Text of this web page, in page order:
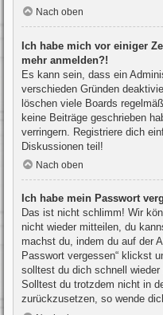
Nach oben
Ich habe mich vor einiger
mehr anmelden?!
Es kann sein, dass ein
verschieden Gründen
löschen viele Boards
keine Beiträge geschrieben
verringern. Registriere dich
Diskussionen teil!
Nach oben
Ich habe mein Passwort
Das ist nicht schlimm! Wir
nicht wieder mitteilen, du
machst du, indem du auf der
Passwort vergessen“ klickst
solltest du dich schnell wieder
Solltest du trotzdem nicht in
zurückzusetzen, so wende